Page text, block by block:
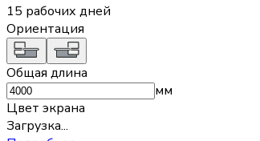
15 рабочих дней
Ориентация
Общая длина
мм
Цвет экрана
Загрузка...